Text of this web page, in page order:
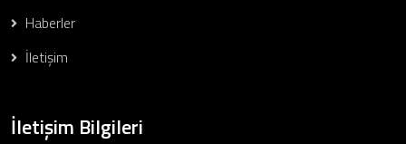
Haberler
İletişim
İletişim Bilgileri